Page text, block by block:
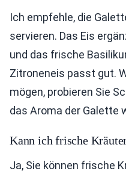
Ich empfehle, die
servieren. Das Eis
und das frische
Zitroneneis passt gut.
mögen, probieren Sie
das Aroma der Galette
Kann ich frische
Ja, Sie können frische